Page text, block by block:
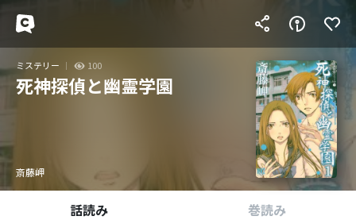
ミステリー 100
死神探偵と幽霊学園
斎藤岬
話読み 巻読み